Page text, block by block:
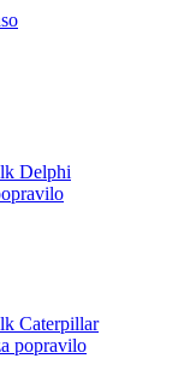
Delphi
Caterpillar
popravilo